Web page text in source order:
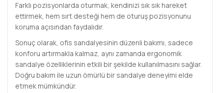
Farklı pozisyonlarda oturmak, kendinizi sık sık hareket
ettirmek, hem sırt desteği hem de oturuş pozisyonunu
koruma açısından faydalıdır.
Sonuç olarak, ofis sandalyesinin düzenli bakımı, sadece
konforu artırmakla kalmaz, aynı zamanda ergonomik
sandalye özelliklerinin etkili bir şekilde kullanılmasını sağlar.
Doğru bakım ile uzun ömürlü bir sandalye deneyimi elde
etmek mümkündür.